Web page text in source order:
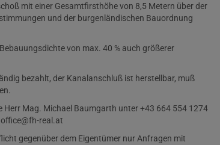
mit einer Gesamtfirsthöhe von 8,5 Metern über der
und der burgenländischen Bauordnung
von max. 40 % auch größerer
bezahlt, der Kanalanschluß ist herstellbar, muß
Mag. Michael Baumgarth unter +43 664 554 1274
office@fh-real.at
gegenüber dem Eigentümer nur Anfragen mit